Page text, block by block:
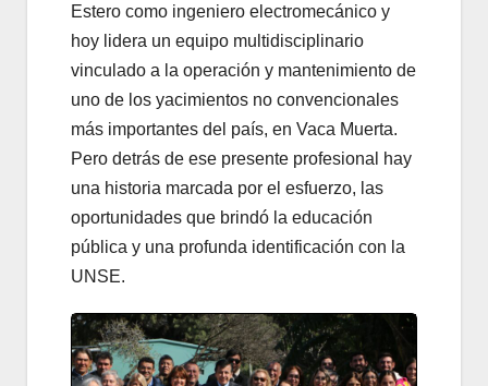
Estero como ingeniero electromecánico y
hoy lidera un equipo multidisciplinario
vinculado a la operación y mantenimiento de
uno de los yacimientos no convencionales
más importantes del país, en Vaca Muerta.
Pero detrás de ese presente profesional hay
una historia marcada por el esfuerzo, las
oportunidades que brindó la educación
pública y una profunda identificación con la
UNSE.